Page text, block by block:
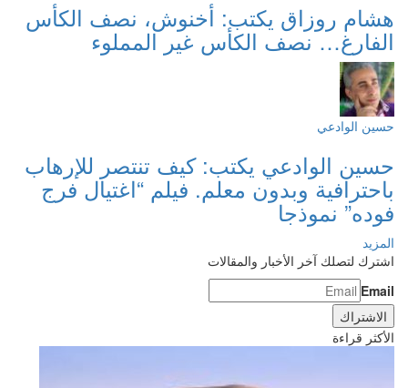
روزاق يكتب: أخنوش، نصف الكأس
نصف الكأس غير المملوء
الوادعي
الوادعي يكتب: كيف تنتصر للإرهاب
وبدون معلم. فيلم “اغتيال فرج
نموذجا
لتصلك آخر الأخبار والمقالات
قراءة